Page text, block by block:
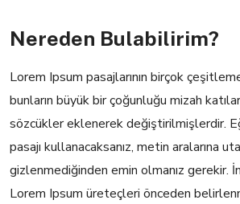
Nereden Bulabilirim?
Lorem Ipsum pasajlarının birçok
bunların büyük bir çoğunluğu mizah
sözcükler eklenerek değiştirilmişlerdir.
pasajı kullanacaksanız, metin aralarına
gizlenmediğinden emin olmanız gerekir.
Lorem Ipsum üreteçleri önceden